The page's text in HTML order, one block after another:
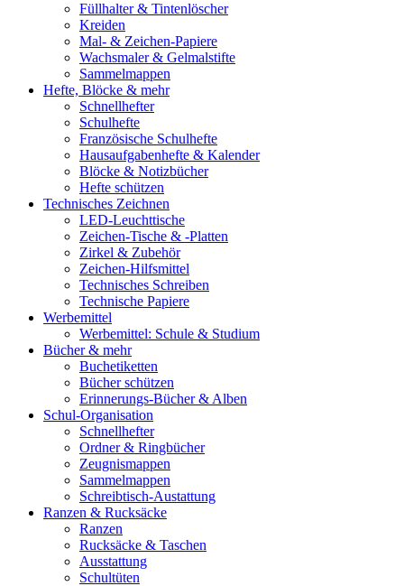
Füllhalter & Tintenlöscher
Kreiden
Mal- & Zeichen-Papiere
Wachsmaler & Gelmalstifte
Sammelmappen
Hefte, Blöcke & mehr
Schnellhefter
Schulhefte
Französische Schulhefte
Hausaufgabenhefte & Kalender
Blöcke & Notizbücher
Hefte schützen
Technisches Zeichnen
LED-Leuchttische
Zeichen-Tische & -Platten
Zirkel & Zubehör
Zeichen-Hilfsmittel
Technisches Schreiben
Technische Papiere
Werbemittel
Werbemittel: Schule & Studium
Bücher & mehr
Buchetiketten
Bücher schützen
Erinnerungs-Bücher & Alben
Schul-Organisation
Schnellhefter
Ordner & Ringbücher
Zeugnismappen
Sammelmappen
Schreibtisch-Austattung
Ranzen & Rucksäcke
Ranzen
Rucksäcke & Taschen
Ausstattung
Schultüten